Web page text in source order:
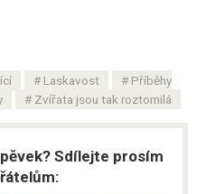
Laskavost
Příběhy
Zvířata jsou tak roztomilá
Sdílejte prosím